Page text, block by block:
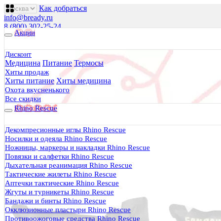
Как добраться
info@bready.ru
8 (800) 302-25-24
Пн 0900- 18
Будь Готов
Магазин походного снаряжения
все для туризма, охоты, рыбалки
Каталог
Акции
Дисконт
Медицина Питание Термосы
Хиты продаж
Хиты питание Хиты медицина
Охота вкусненького
Все скидки
Rhino Rescue
Декомпресионные иглы Rhino Rescue
Носилки и одеяла Rhino Rescue
Ножницы, маркеры и накладки Rhino Rescue
Повязки и салфетки Rhino Rescue
Дыхательная реанимация Rhino Rescue
Тактические жилеты Rhino Rescue
Аптечки тактические Rhino Rescue
Жгуты и турникеты Rhino Rescue
Бандажи и бинты Rhino Rescue
Окклюзионные пластыри Rhino Rescue
Противоожоговые средства Rhino Rescue
0 руб.
0
0
Тактическая медицина
Еда в дорогу